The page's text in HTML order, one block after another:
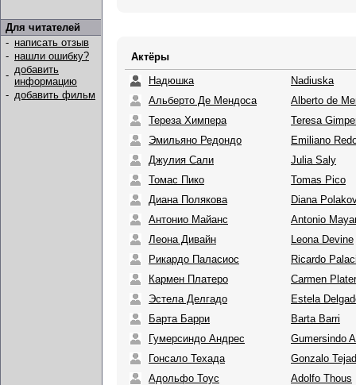
Для читателей
- написать отзыв
- нашли ошибку?
- добавить
информацию
- добавить фильм
Актёры
Надюшка
Nadiuska
Альберто Де Мендоса
Alberto de
Тереза Химпера
Teresa
Эмильяно Редондо
Emiliano
Джулия Сали
Julia Saly
Томас Пико
Tomas Pico
Диана Полякова
Diana
Антонио Майанс
Antonio
Леона Дивайн
Leona Devine
Рикардо Паласиос
Ricardo
Кармен Платеро
Carmen
Эстела Делгадо
Estela
Барта Барри
Barta Barri
Гумерсиндо Андрес
Gumersindo
Гонсало Техада
Gonzalo
Адольфо Тоус
Adolfo Thous